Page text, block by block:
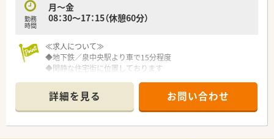
勤務
時間
月～金
08：30～17：15（休憩60分）
≪求人について≫
◆地下鉄／泉中央駅より車で15分程度
◆閑静な住宅街に位置しております
◆基本土日祝休み
◆年収450万円～500万円優遇
◆残業ほぼなし
詳細を見る お問い合わせ